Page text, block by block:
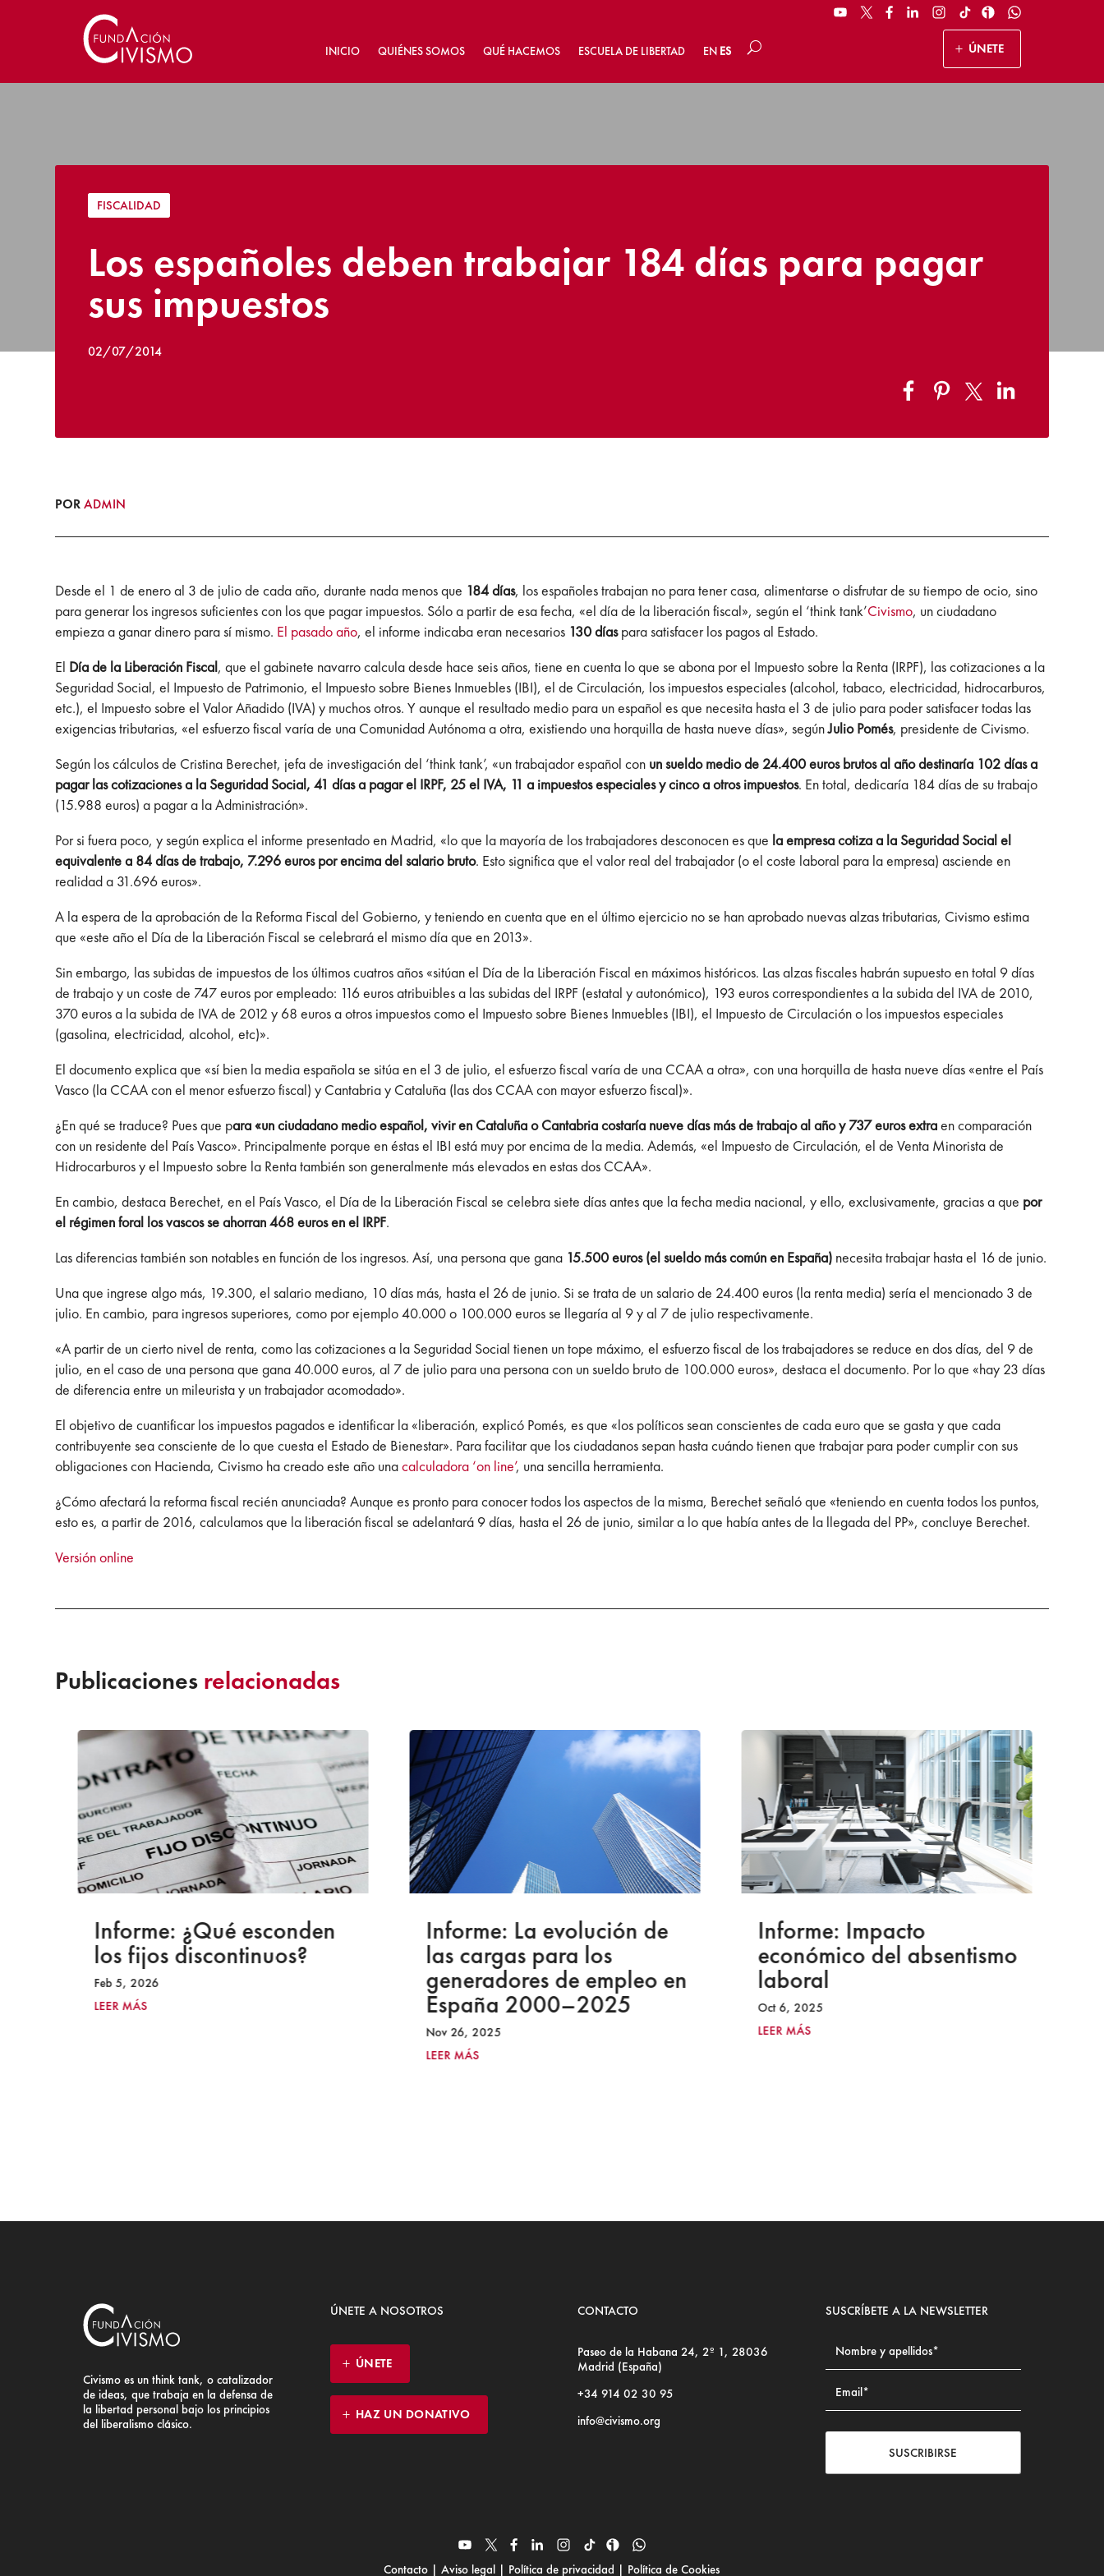
INICIO QUIÉNES SOMOS QUÉ HACEMOS ESCUELA DE LIBERTAD EN ES ÚNETE
FISCALIDAD
Los españoles deben trabajar 184 días para pagar
sus impuestos
02/07/2014
PORADMIN
Desde el 1 de enero al 3 de julio de cada año, durante nada menos que 184 días, los españoles trabajan no para tener casa, alimentarse o disfrutar de su tiempo de ocio, sino
para generar los ingresos suficientes con los que pagar impuestos. Sólo a partir de esa fecha, «el día de la liberación fiscal», según el ‘think tank’Civismo, un ciudadano
empieza a ganar dinero para sí mismo. El pasado año, el informe indicaba eran necesarios 130 díaspara satisfacer los pagos al Estado.
El Día de la Liberación Fiscal, que el gabinete navarro calcula desde hace seis años, tiene en cuenta lo que se abona por el Impuesto sobre la Renta (IRPF), las cotizaciones a la
Seguridad Social, el Impuesto de Patrimonio, el Impuesto sobre Bienes Inmuebles (IBI), el de Circulación, los impuestos especiales (alcohol, tabaco, electricidad, hidrocarburos,
etc.), el Impuesto sobre el Valor Añadido (IVA) y muchos otros. Y aunque el resultado medio para un español es que necesita hasta el 3 de julio para poder satisfacer todas las
exigencias tributarias, «el esfuerzo fiscal varía de una Comunidad Autónoma a otra, existiendo una horquilla de hasta nueve días», segúnJulio Pomés, presidente de Civismo.
Según los cálculos de Cristina Berechet, jefa de investigación del ‘think tank’, «un trabajador español con un sueldo medio de 24.400 euros brutos al año destinaría 102 días a
pagar las cotizaciones a la Seguridad Social, 41 días a pagar el IRPF, 25 el IVA, 11 a impuestos especiales y cinco a otros impuestos. En total, dedicaría 184 días de su trabajo
(15.988 euros) a pagar a la Administración».
Por si fuera poco, y según explica el informe presentado en Madrid, «lo que la mayoría de los trabajadores desconocen es que la empresa cotiza a la Seguridad Social el
equivalente a 84 días de trabajo, 7.296 euros por encima del salario bruto. Esto significa que el valor real del trabajador (o el coste laboral para la empresa) asciende en
realidad a 31.696 euros».
A la espera de la aprobación de la Reforma Fiscal del Gobierno, y teniendo en cuenta que en el último ejercicio no se han aprobado nuevas alzas tributarias, Civismo estima
que «este año el Día de la Liberación Fiscal se celebrará el mismo día que en 2013».
Sin embargo, las subidas de impuestos de los últimos cuatros años «sitúan el Día de la Liberación Fiscal en máximos históricos. Las alzas fiscales habrán supuesto en total 9 días
de trabajo y un coste de 747 euros por empleado: 116 euros atribuibles a las subidas del IRPF (estatal y autonómico), 193 euros correspondientes a la subida del IVA de 2010,
370 euros a la subida de IVA de 2012 y 68 euros a otros impuestos como el Impuesto sobre Bienes Inmuebles (IBI), el Impuesto de Circulación o los impuestos especiales
(gasolina, electricidad, alcohol, etc)».
El documento explica que «sí bien la media española se sitúa en el 3 de julio, el esfuerzo fiscal varía de una CCAA a otra», con una horquilla de hasta nueve días «entre el País
Vasco (la CCAA con el menor esfuerzo fiscal) y Cantabria y Cataluña (las dos CCAA con mayor esfuerzo fiscal)».
¿En qué se traduce? Pues que para «un ciudadano medio español, vivir en Cataluña o Cantabria costaría nueve días más de trabajo al año y 737 euros extraen comparación
con un residente del País Vasco». Principalmente porque en éstas el IBI está muy por encima de la media. Además, «el Impuesto de Circulación, el de Venta Minorista de
Hidrocarburos y el Impuesto sobre la Renta también son generalmente más elevados en estas dos CCAA».
En cambio, destaca Berechet, en el País Vasco, el Día de la Liberación Fiscal se celebra siete días antes que la fecha media nacional, y ello, exclusivamente, gracias a que por
el régimen foral los vascos se ahorran 468 euros en el IRPF.
Las diferencias también son notables en función de los ingresos. Así, una persona que gana 15.500 euros (el sueldo más común en España) necesita trabajar hasta el 16 de junio.
Una que ingrese algo más, 19.300, el salario mediano, 10 días más, hasta el 26 de junio. Si se trata de un salario de 24.400 euros (la renta media) sería el mencionado 3 de
julio. En cambio, para ingresos superiores, como por ejemplo 40.000 o 100.000 euros se llegaría al 9 y al 7 de julio respectivamente.
«A partir de un cierto nivel de renta, como las cotizaciones a la Seguridad Social tienen un tope máximo, el esfuerzo fiscal de los trabajadores se reduce en dos días, del 9 de
julio, en el caso de una persona que gana 40.000 euros, al 7 de julio para una persona con un sueldo bruto de 100.000 euros», destaca el documento. Por lo que «hay 23 días
de diferencia entre un mileurista y un trabajador acomodado».
El objetivo de cuantificar los impuestos pagados e identificar la «liberación, explicó Pomés, es que «los políticos sean conscientes de cada euro que se gasta y que cada
contribuyente sea consciente de lo que cuesta el Estado de Bienestar». Para facilitar que los ciudadanos sepan hasta cuándo tienen que trabajar para poder cumplir con sus
obligaciones con Hacienda, Civismo ha creado este año unacalculadora ‘on line’, una sencilla herramienta.
¿Cómo afectará la reforma fiscal recién anunciada? Aunque es pronto para conocer todos los aspectos de la misma, Berechet señaló que «teniendo en cuenta todos los puntos,
esto es, a partir de 2016, calculamos que la liberación fiscal se adelantará 9 días, hasta el 26 de junio, similar a lo que había antes de la llegada del PP», concluye Berechet.
Versión online
Publicaciones relacionadas
Informe: ¿Qué esconden
los fijos discontinuos?
Feb 5, 2026
LEER MÁS
Informe: La evolución de
las cargas para los
generadores de empleo en
España 2000–2025
Nov 26, 2025
LEER MÁS
Informe: Impacto
económico del absentismo
laboral
Oct 6, 2025
LEER MÁS
Civismo es un think tank, o catalizador
de ideas, que trabaja en la defensa de
la libertad personal bajo los principios
del liberalismo clásico.
ÚNETE A NOSOTROS
ÚNETE
HAZ UN DONATIVO
CONTACTO
Paseo de la Habana 24, 2º 1, 28036
Madrid (España)
+34 914 02 30 95
info@civismo.org
SUSCRÍBETE A LA NEWSLETTER
SUSCRIBIRSE
Contacto |Aviso legal | Política de privacidad | Política de Cookies